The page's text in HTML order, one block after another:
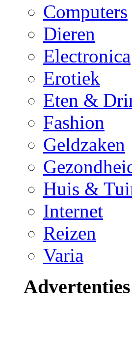
Computers
Dieren
Electronica
Erotiek
Eten &
Fashion
Geldzaken
Huis &
Internet
Reizen
Varia
Advertenties